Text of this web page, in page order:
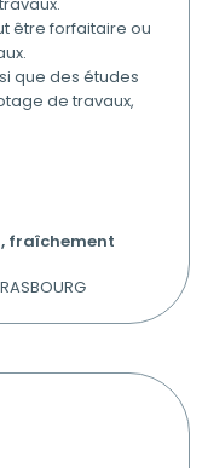
être forfaitaire ou
que des études
de travaux,
fraîchement